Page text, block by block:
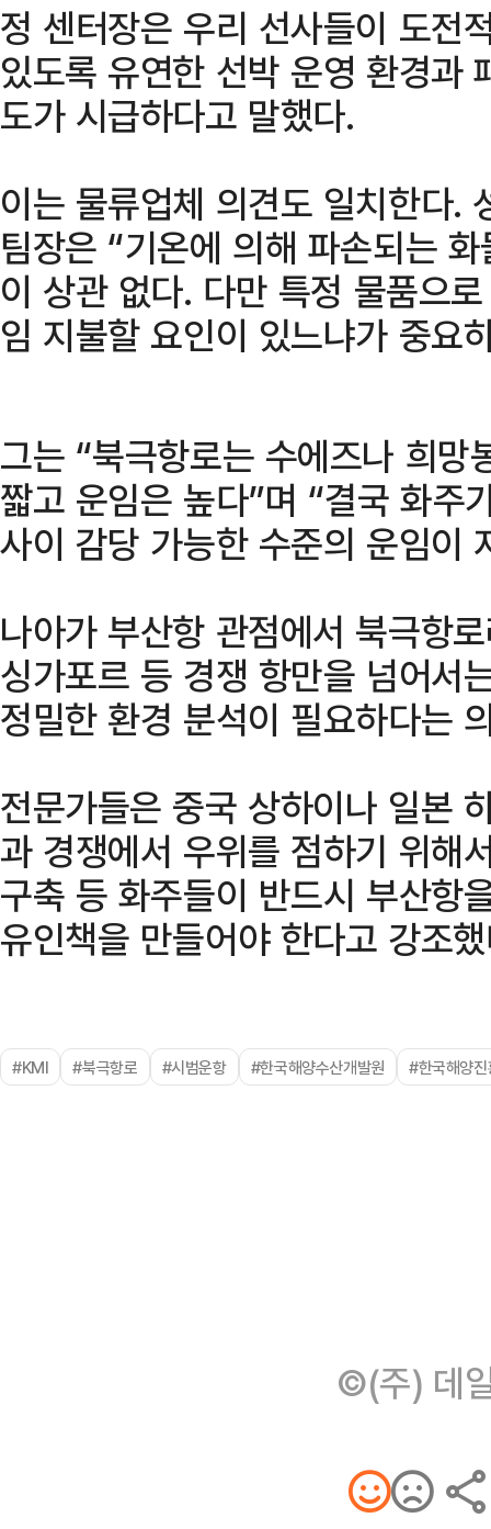
정 센터장은 우리 선사들이 도전
있도록 유연한 선박 운영 환경과
도가 시급하다고 말했다.
이는 물류업체 의견도 일치한다.
팀장은 “기온에 의해 파손되는
이 상관 없다. 다만 특정 물품으
임 지불할 요인이 있느냐가 중요
그는 “북극항로는 수에즈나 희
짧고 운임은 높다”며 “결국 화주
사이 감당 가능한 수준의 운임이
나아가 부산항 관점에서 북극항
싱가포르 등 경쟁 항만을 넘어서
정밀한 환경 분석이 필요하다는
전문가들은 중국 상하이나 일본
과 경쟁에서 우위를 점하기 위해
구축 등 화주들이 반드시 부산항
유인책을 만들어야 한다고 강조
#KMI #북극항로 #시범운항 #한국해양수산개발원 #한국해양
©(주) 데